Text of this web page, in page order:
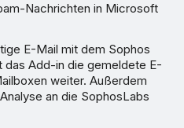
한국어
中文（繁體）
Nachrichten in Microsoft
E-Mail mit dem Sophos
das Add-in die gemeldete E-
weiter. Außerdem
an die SophosLabs